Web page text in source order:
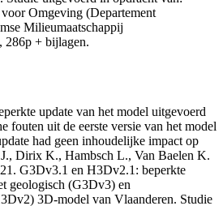
Omgeving (Departement
Milieumaatschappij
+ bijlagen.
update van het model uitgevoerd
fouten uit de eerste versie van het model
had geen inhoudelijke impact op
Dirix K., Hambsch L., Van Baelen K.
G3Dv3.1 en H3Dv2.1: beperkte
geologisch (G3Dv3) en
3D-model van Vlaanderen. Studie